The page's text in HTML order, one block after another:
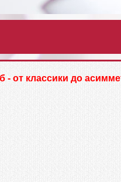
- от классики до